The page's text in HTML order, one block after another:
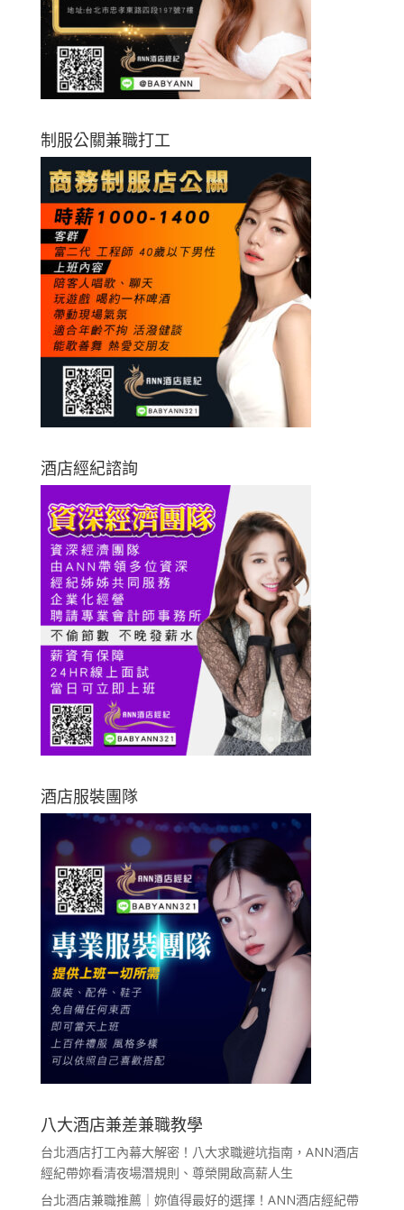
制服公關兼職打工
酒店經紀諮詢
酒店服裝團隊
八大酒店兼差兼職教學
台北酒店打工內幕大解密！八大求職避坑指南，ANN酒店
經紀帶妳看清夜場潛規則、尊榮開啟高薪人生
台北酒店兼職推薦｜妳值得最好的選擇！ANN酒店經紀帶